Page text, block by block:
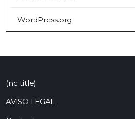
WordPress.org
(no title)
AVISO LEGAL